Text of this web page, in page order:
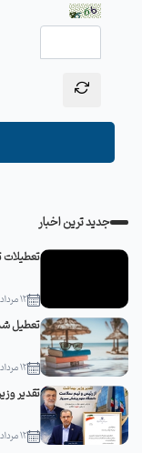
جدید ترین اخبار
تعطیلات
12 مرداد 1405
تعطیل
12 مرداد 1405
تقدیر
12 مرداد 1405